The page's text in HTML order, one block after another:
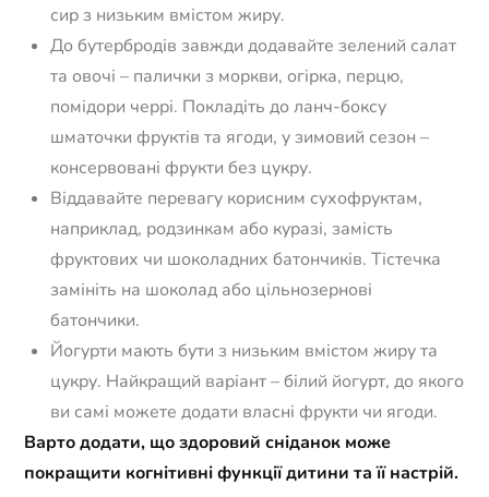
сир з низьким вмістом жиру.
До бутербродів завжди додавайте зелений салат
та овочі – палички з моркви, огірка, перцю,
помідори черрі. Покладіть до ланч-боксу
шматочки фруктів та ягоди, у зимовий сезон –
консервовані фрукти без цукру.
Віддавайте перевагу корисним сухофруктам,
наприклад, родзинкам або куразі, замість
фруктових чи шоколадних батончиків. Тістечка
замініть на шоколад або цільнозернові
батончики.
Йогурти мають бути з низьким вмістом жиру та
цукру. Найкращий варіант – білий йогурт, до якого
ви самі можете додати власні фрукти чи ягоди.
Варто додати, що здоровий сніданок може
покращити когнітивні функції дитини та її настрій.